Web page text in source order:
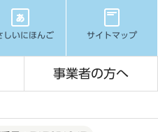
しいにほんご サイトマップ
事業者の方へ